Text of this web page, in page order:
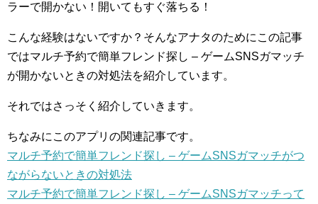
ラーで開かない！開いてもすぐ落ちる！
こんな経験はないですか？そんなアナタのためにこの記事
ではマルチ予約で簡単フレンド探し – ゲームSNSガマッチ
が開かないときの対処法を紹介しています。
それではさっそく紹介していきます。
ちなみにこのアプリの関連記事です。
マルチ予約で簡単フレンド探し – ゲームSNSガマッチがつ
ながらないときの対処法
マルチ予約で簡単フレンド探し – ゲームSNSガマッチって